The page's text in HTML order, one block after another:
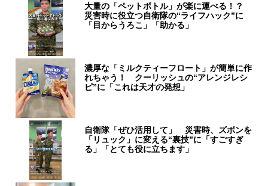
大量の「ペットボトル」が楽に運べる！？
災害時に役立つ自衛隊の“ライフハック”に
「目からうろこ」「助かる」
濃厚な「ミルクティーフロート」が簡単に作
れちゃう！ クーリッシュの“アレンジレシ
ピ”に「これは天才の発想」
自衛隊「ぜひ活用して」 災害時、ズボンを
「リュック」に変える“裏技”に「すごすぎ
る」「とても役に立ちます」